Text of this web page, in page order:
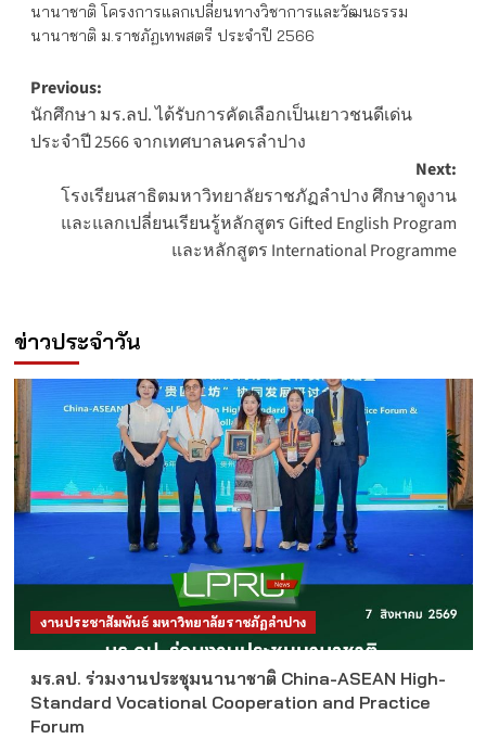
นานาชาติ โครงการแลกเปลี่ยนทางวิชาการและวัฒนธรรม
นานาชาติ ม.ราชภัฏเทพสตรี ประจำปี 2566
Post
navigation
Previous:
นักศึกษา มร.ลป. ได้รับการคัดเลือกเป็นเยาวชนดีเด่น
ประจำปี 2566 จากเทศบาลนครลำปาง
Next:
โรงเรียนสาธิตมหาวิทยาลัยราชภัฏลำปาง ศึกษาดูงาน
และแลกเปลี่ยนเรียนรู้หลักสูตร Gifted English Program
และหลักสูตร International Programme
ข่าวประจำวัน
งานประชาสัมพันธ์ มหาวิทยาลัยราชภัฏลำปาง
มร.ลป. ร่วมงานประชุมนานาชาติ China-ASEAN High-
Standard Vocational Cooperation and Practice
Forum